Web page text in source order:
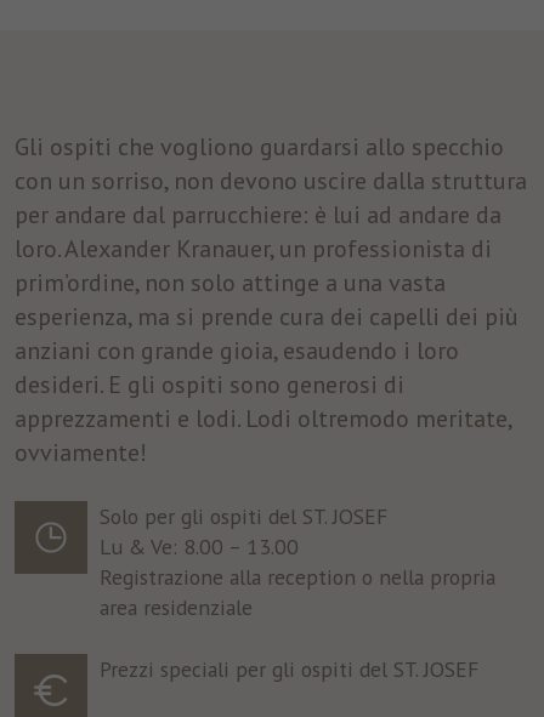
Gli ospiti che vogliono guardarsi allo specchio
con un sorriso, non devono uscire dalla struttura
per andare dal parrucchiere: è lui ad andare da
loro. Alexander Kranauer, un professionista di
prim’ordine, non solo attinge a una vasta
esperienza, ma si prende cura dei capelli dei più
anziani con grande gioia, esaudendo i loro
desideri. E gli ospiti sono generosi di
apprezzamenti e lodi. Lodi oltremodo meritate,
ovviamente!
Solo per gli ospiti del ST. JOSEF
Lu & Ve: 8.00 – 13.00
Registrazione alla reception o nella propria
area residenziale
Prezzi speciali per gli ospiti del ST. JOSEF